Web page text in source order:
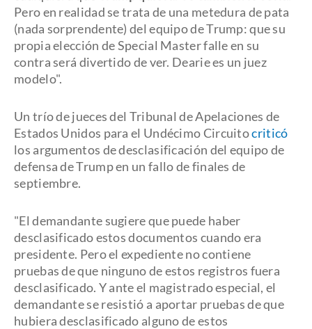
Pero en realidad se trata de una metedura de pata
(nada sorprendente) del equipo de Trump: que su
propia elección de Special Master falle en su
contra será divertido de ver. Dearie es un juez
modelo".
Un trío de jueces del Tribunal de Apelaciones de
Estados Unidos para el Undécimo Circuitocriticó
los argumentos de desclasificación del equipo de
defensa de Trump en un fallo de finales de
septiembre.
"El demandante sugiere que puede haber
desclasificado estos documentos cuando era
presidente. Pero el expediente no contiene
pruebas de que ninguno de estos registros fuera
desclasificado. Y ante el magistrado especial, el
demandante se resistió a aportar pruebas de que
hubiera desclasificado alguno de estos